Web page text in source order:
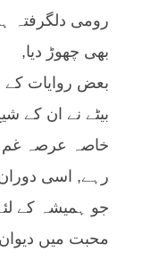
رومی دلگرفتہ
بھی چھوڑ دیا,
بعض روایات کے
بیٹے نے ان کے
خاصہ عرصہ غم
رہے, اسی دوران
جو ہمیشہ کے
محبت میں